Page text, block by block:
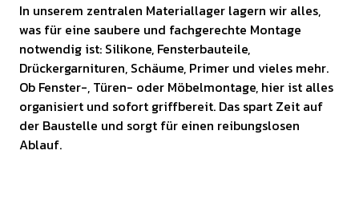
In unserem zentralen Materiallager lagern wir alles,
was für eine saubere und fachgerechte Montage
notwendig ist: Silikone, Fensterbauteile,
Drückergarnituren, Schäume, Primer und vieles mehr.
Ob Fenster-, Türen- oder Möbelmontage, hier ist alles
organisiert und sofort griffbereit. Das spart Zeit auf
der Baustelle und sorgt für einen reibungslosen
Ablauf.